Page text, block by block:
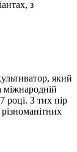
з
який
міжнародній
році. З тих пір